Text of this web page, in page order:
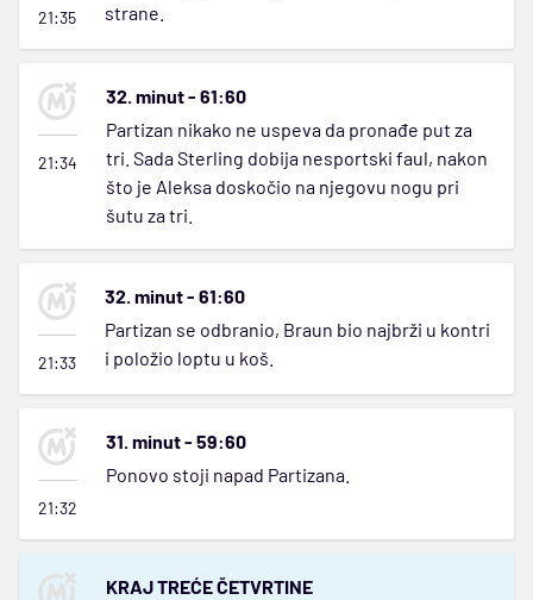
21:35
strane.
21:34
32. minut - 61:60
Partizan nikako ne uspeva da pronađe put za
tri. Sada Sterling dobija nesportski faul, nakon
što je Aleksa doskočio na njegovu nogu pri
šutu za tri.
21:33
32. minut - 61:60
Partizan se odbranio, Braun bio najbrži u kontri
i položio loptu u koš.
21:32
31. minut - 59:60
Ponovo stoji napad Partizana.
KRAJ TREĆE ČETVRTINE